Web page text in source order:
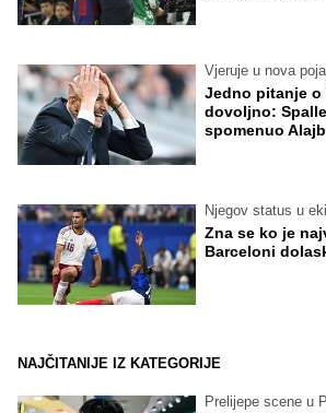
Vjeruje u nova
Jedno pitanje
dovoljno:
spomenuo
Njegov status u
Zna se ko je
Barceloni
NAJČITANIJE IZ KATEGORIJE
Prelijepe scene u